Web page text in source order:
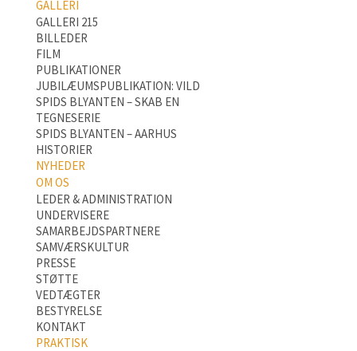
GALLERI
GALLERI 215
BILLEDER
FILM
PUBLIKATIONER
JUBILÆUMSPUBLIKATION: VILD
SPIDS BLYANTEN – SKAB EN
TEGNESERIE
SPIDS BLYANTEN – AARHUS
HISTORIER
NYHEDER
OM OS
LEDER & ADMINISTRATION
UNDERVISERE
SAMARBEJDSPARTNERE
SAMVÆRSKULTUR
PRESSE
STØTTE
VEDTÆGTER
BESTYRELSE
KONTAKT
PRAKTISK